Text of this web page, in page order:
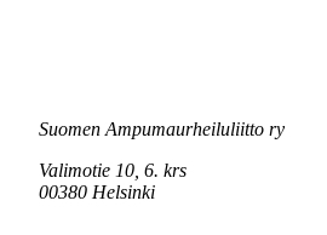
Suomen Ampumaurheiluliitto ry
Valimotie 10, 6. krs
00380 Helsinki